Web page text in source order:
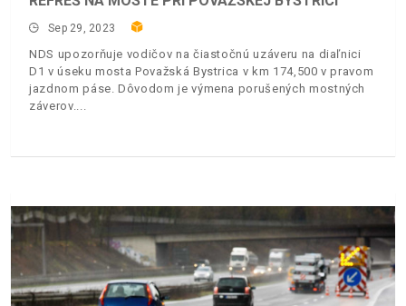
Sep 29, 2023
NDS upozorňuje vodičov na čiastočnú uzáveru na diaľnici
D1 v úseku mosta Považská Bystrica v km 174,500 v pravom
jazdnom páse. Dôvodom je výmena porušených mostných
záverov.